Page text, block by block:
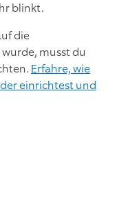
blinkt.
die
musst du
Erfahre, wie
einrichtest und